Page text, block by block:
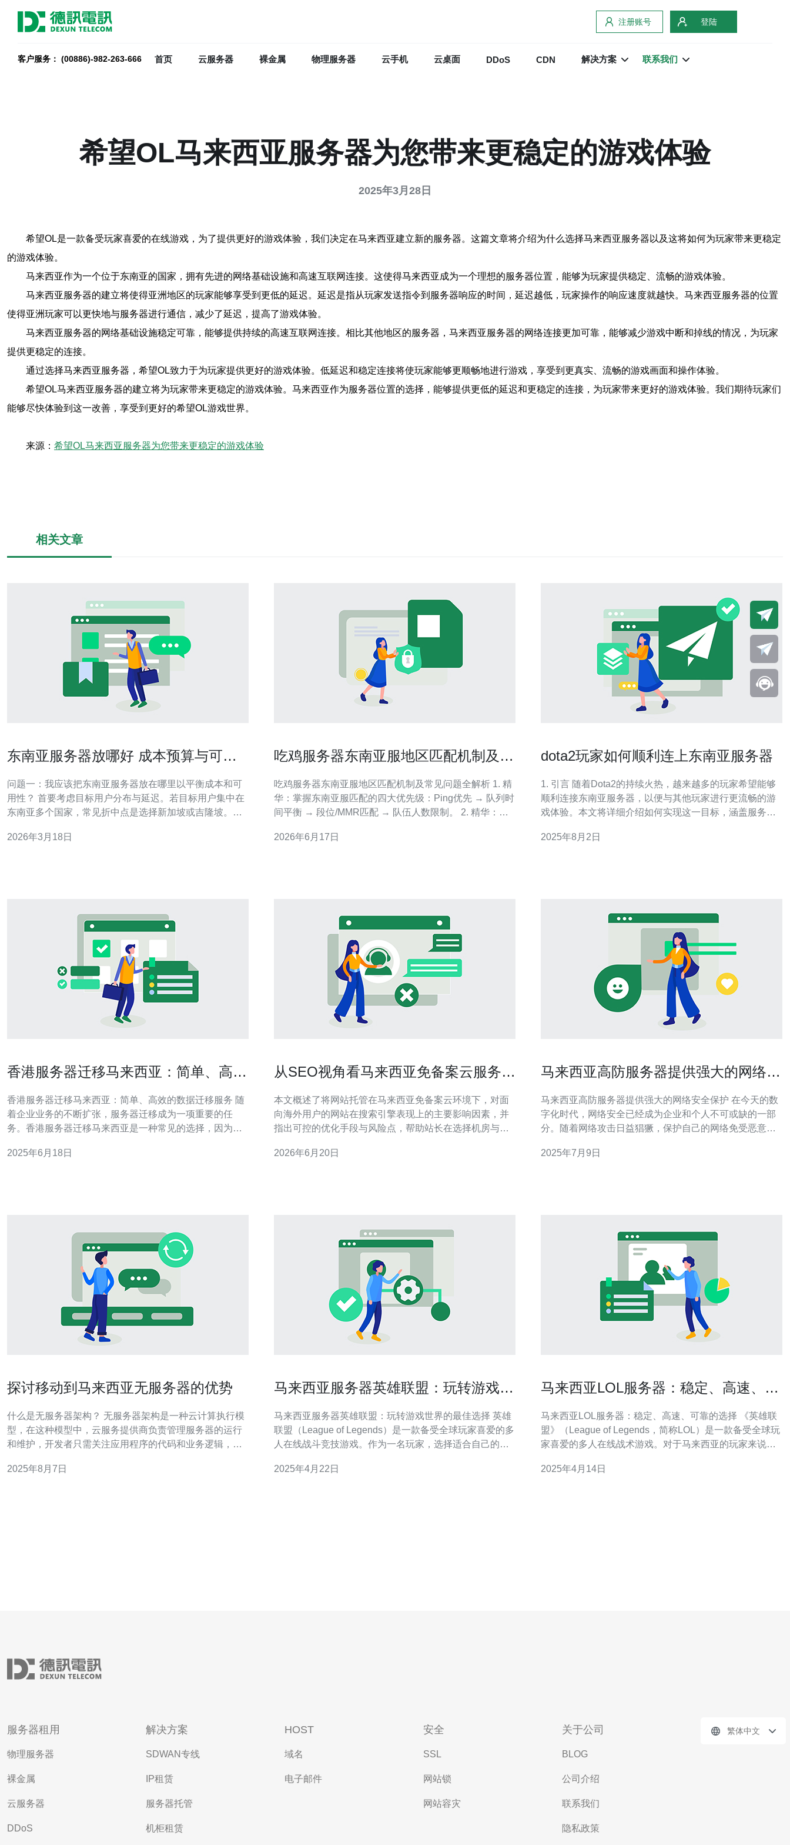
注册账号 登陆
客户服务： (00886)-982-263-666 首页 云服务器 裸金属 物理服务器 云手机 云桌面 DDoS CDN 解决方案 联系我们
希望OL马来西亚服务器为您带来更稳定的游戏体验
2025年3月28日
希望OL是一款备受玩家喜爱的在线游戏，为了提供更好的游戏体验，我们决定在马来西亚建立新的服务器。这篇文章将介绍为什么选择马来西亚服务器以及这将如何为玩家带来更稳定
的游戏体验。
马来西亚作为一个位于东南亚的国家，拥有先进的网络基础设施和高速互联网连接。这使得马来西亚成为一个理想的服务器位置，能够为玩家提供稳定、流畅的游戏体验。
马来西亚服务器的建立将使得亚洲地区的玩家能够享受到更低的延迟。延迟是指从玩家发送指令到服务器响应的时间，延迟越低，玩家操作的响应速度就越快。马来西亚服务器的位置
使得亚洲玩家可以更快地与服务器进行通信，减少了延迟，提高了游戏体验。
马来西亚服务器的网络基础设施稳定可靠，能够提供持续的高速互联网连接。相比其他地区的服务器，马来西亚服务器的网络连接更加可靠，能够减少游戏中断和掉线的情况，为玩家
提供更稳定的连接。
通过选择马来西亚服务器，希望OL致力于为玩家提供更好的游戏体验。低延迟和稳定连接将使玩家能够更顺畅地进行游戏，享受到更真实、流畅的游戏画面和操作体验。
希望OL马来西亚服务器的建立将为玩家带来更稳定的游戏体验。马来西亚作为服务器位置的选择，能够提供更低的延迟和更稳定的连接，为玩家带来更好的游戏体验。我们期待玩家们
能够尽快体验到这一改善，享受到更好的希望OL游戏世界。
来源： 希望OL马来西亚服务器为您带来更稳定的游戏体验
相关文章
东南亚服务器放哪好 成本预算与可用
问题一：我应该把东南亚服务器放在哪里以平衡成本和可
用性？ 首要考虑目标用户分布与延迟。若目标用户集中在
东南亚多个国家，常见折中点是选择新加坡或吉隆坡。新
格通常偏高；吉隆坡或雅加达的机房带宽成本更低，可用
2026年3月18日
吃鸡服务器东南亚服地区匹配机制及常
吃鸡服务器东南亚服地区匹配机制及常见问题全解析 1. 精
华：掌握东南亚服匹配的四大优先级：Ping优先 → 队列时
间平衡 → 段位/MMR匹配 → 队伍人数限制。 2. 精华：出
与游戏内服务器选择，避免盲用VPN带来账号风险。 3. 精
2026年6月17日
dota2玩家如何顺利连上东南亚服务器
1. 引言 随着Dota2的持续火热，越来越多的玩家希望能够
顺利连接东南亚服务器，以便与其他玩家进行更流畅的游
戏体验。本文将详细介绍如何实现这一目标，涵盖服务器
服务器 选择适合的服务器是确保顺利连接的重要一步。东
2025年8月2日
香港服务器迁移马来西亚：简单、高效
香港服务器迁移马来西亚：简单、高效的数据迁移服务 随
着企业业务的不断扩张，服务器迁移成为一项重要的任
务。香港服务器迁移马来西亚是一种常见的选择，因为马
中，我们将探讨如何进行简单、高效的数据迁移服务。 在
2025年6月18日
从SEO视角看马来西亚免备案云服务器
本文概述了将网站托管在马来西亚免备案云环境下，对面
向海外用户的网站在搜索引擎表现上的主要影响因素，并
指出可控的优化手段与风险点，帮助站长在选择机房与部
免备案云服务器影响海外站点排名? 从技术层面看，服务
2026年6月20日
马来西亚高防服务器提供强大的网络安
马来西亚高防服务器提供强大的网络安全保护 在今天的数
字化时代，网络安全已经成为企业和个人不可或缺的一部
分。随着网络攻击日益猖獗，保护自己的网络免受恶意攻
大的网络安全保护功能，成为了许多企业和个人的首选。
2025年7月9日
探讨移动到马来西亚无服务器的优势
什么是无服务器架构？ 无服务器架构是一种云计算执行模
型，在这种模型中，云服务提供商负责管理服务器的运行
和维护，开发者只需关注应用程序的代码和业务逻辑，而
际上应用程序仍然是在服务器上运行，只是用户无需直接
2025年8月7日
马来西亚服务器英雄联盟：玩转游戏世
马来西亚服务器英雄联盟：玩转游戏世界的最佳选择 英雄
联盟（League of Legends）是一款备受全球玩家喜爱的多
人在线战斗竞技游戏。作为一名玩家，选择适合自己的游
游戏世界的最佳选择之一。在本文中，我们将探讨为何马
2025年4月22日
马来西亚LOL服务器：稳定、高速、可
马来西亚LOL服务器：稳定、高速、可靠的选择 《英雄联
盟》（League of Legends，简称LOL）是一款备受全球玩
家喜爱的多人在线战术游戏。对于马来西亚的玩家来说，
将介绍马来西亚LOL服务器的优势和特点。 马来西亚LOL
2025年4月14日
服务器租用
物理服务器
裸金属
云服务器
DDoS
解决方案
SDWAN专线
IP租赁
服务器托管
机柜租赁
HOST
域名
电子邮件
安全
SSL
网站锁
网站容灾
关于公司
BLOG
公司介绍
联系我们
隐私政策
繁体中文